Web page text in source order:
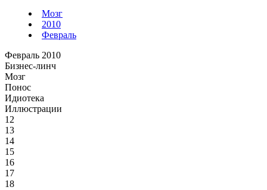
Мозг
2010
Февраль
Февраль 2010
Бизнес-линч
Мозг
Понос
Идиотека
Иллюстрации
12
13
14
15
16
17
18